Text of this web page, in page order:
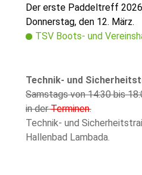
Der erste Paddeltreff
Donnerstag, den 12. März.
TSV Boots- und
Technik- und
Samstags von 14:30 bis
in derTerminen.
Technik- und
Hallenbad Lambada.